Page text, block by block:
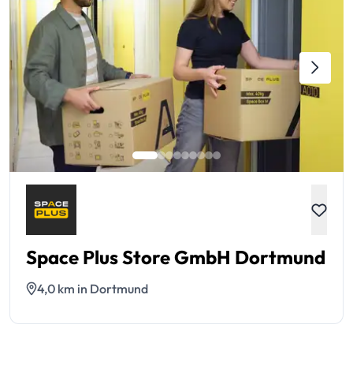
Space Plus Store GmbH Dortmund
4,0 km in Dortmund